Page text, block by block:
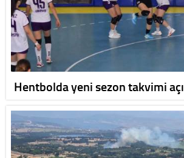
Hentbolda yeni sezon takvimi